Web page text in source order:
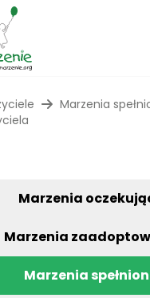
Marzenia
Marzenia
Marzenia
Marzenia